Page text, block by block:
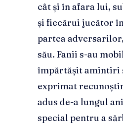
cât și în afara lui,
și fiecărui jucător
partea
său. Fanii s-au
împărtășit amintiri
exprimat
adus de-a lungul
special pentru a